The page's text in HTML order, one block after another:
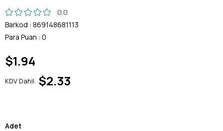
0.0
Barkod : 869148681113
Para Puan : 0
$1.94
KDV Dahil $2.33
Adet